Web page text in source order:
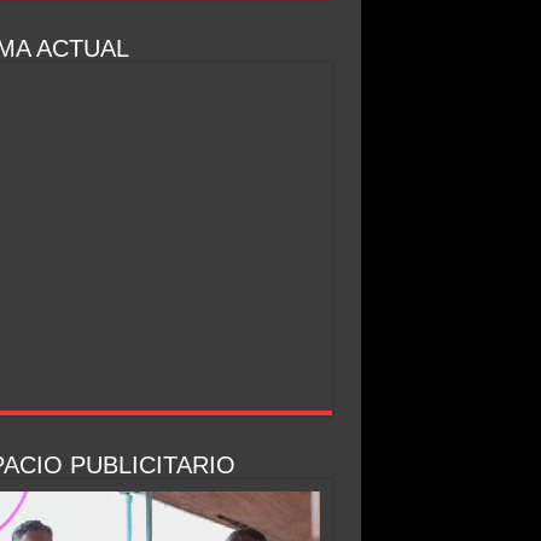
ACTUAL
PUBLICITARIO